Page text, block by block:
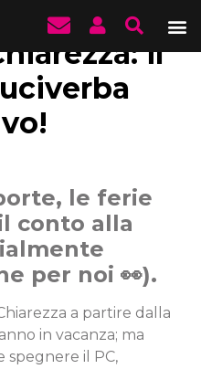
il
le ferie
conto alla
per noi 👀).
a partire dalla
in vacanza; ma
il PC,